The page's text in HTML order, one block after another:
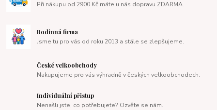
Při nákupu od 2900 Kč máte u nás dopravu ZDARMA.
Rodinná firma
Jsme tu pro vás od roku 2013 a stále se zlepšujeme.
České velkoobchody
Nakupujeme pro vás výhradně v českých velkoobchodech.
Individuální přistup
Nenašli jste, co potřebujete? Ozvěte se nám.